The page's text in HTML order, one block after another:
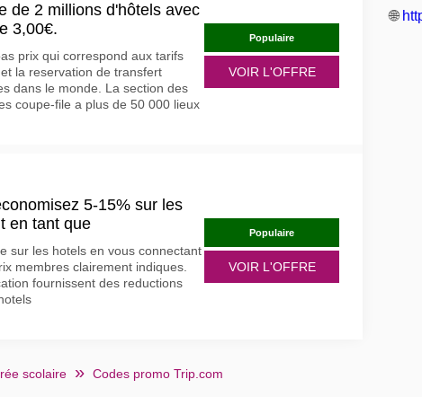
de 2 millions d'hôtels avec
3,00€.
prix qui correspond aux tarifs
la reservation de transfert
dans le monde. La section des
coupe-file a plus de 50 000 lieux
Populaire
VOIR L'OFFRE
5-15% sur les
en tant que
sur les hotels en vous connectant
membres clairement indiques.
fournissent des reductions
Populaire
VOIR L'OFFRE
scolaire Codes promo Trip.com
🌐